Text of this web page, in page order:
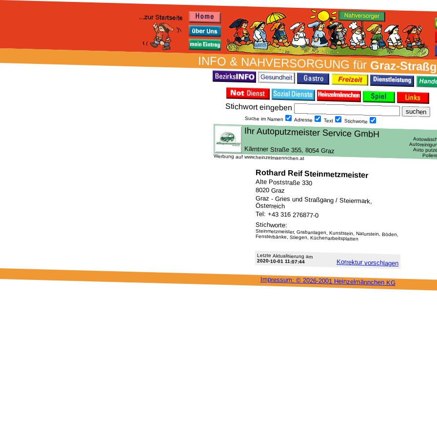
INFO & NAH­VER­SORG­UNG fürGraz-
Stich­wort ein­geben
Suche im Namen Adresse Text Stich­worte
Werbung auf www.heinzelmaennchen.at
Rothard Reif Steinmetzmeister
Alte Poststraße 330
8020 Graz
Graz - Gries und Straßgang / Steiermark,
Österreich
Tel: +43 316 276877-0
Stichworte:
Steinmetzmeister, Grabanlagen, Kunststein, Naturstein, Böden,
Fensterbänke, Stiegen, Küchenarbeitsplatten
Letzte Aktu­alisie­rung am
2020-10-01 11:07:44 Korrektur vor­schlagen
Impressum: © 2026-2001 Heinzel­männchen KG